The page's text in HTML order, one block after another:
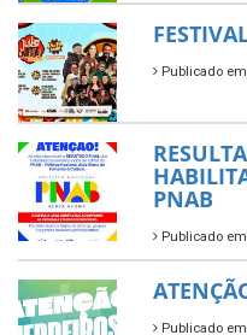
Publicado
PNAB
Publicado
Publicado